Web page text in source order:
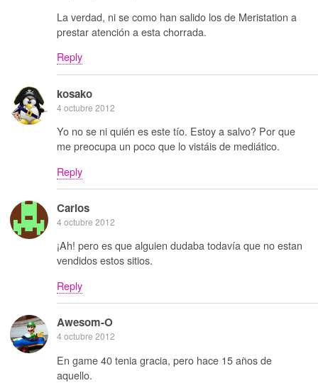
La verdad, ni se como han salido los de Meristation a
prestar atención a esta chorrada.
Reply
kosako
4 octubre 2012
Yo no se ni quién es este tío. Estoy a salvo? Por que
me preocupa un poco que lo vistáis de mediático.
Reply
Carlos
4 octubre 2012
¡Ah! pero es que alguien dudaba todavía que no estan
vendidos estos sitios.
Reply
Awesom-O
4 octubre 2012
En game 40 tenia gracia, pero hace 15 años de
aquello.